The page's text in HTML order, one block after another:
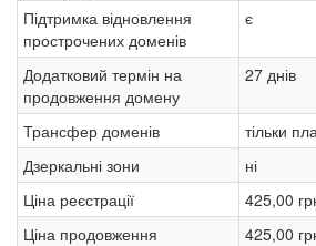
Підтримка відновлення
прострочених доменів
є
Додатковий термін на
продовження домену
27 днів
Трансфер доменів
тільки
Дзеркальні зони
ні
Ціна реєстрації
425,00
Ціна продовження
425,00